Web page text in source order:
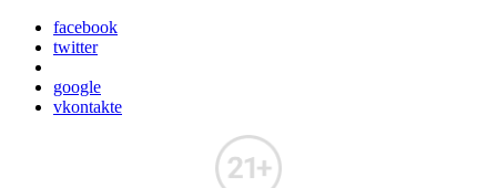
facebook
twitter
google
vkontakte